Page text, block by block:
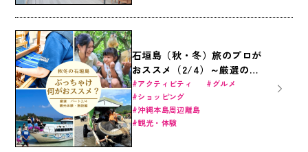
石垣島（秋・冬）旅のプロが
おススメ（2/4）～厳選の観
光体験・施設編～
アクティビティ
グルメ
ショッピング
沖縄本島周辺離島
観光・体験